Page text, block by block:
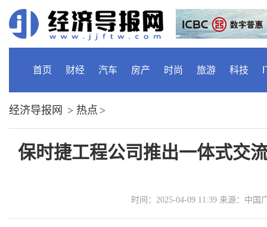
首页 财经 汽车 房产 时尚 旅游 科技
经济导报网 > 热点 >
保时捷工程公司推出一体式交
时间：2025-04-09 11:39 来源：中